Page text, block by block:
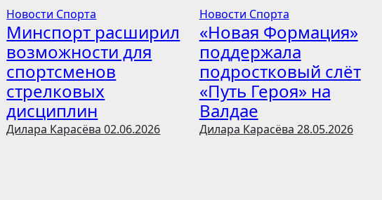
Новости Спорта
Минспорт расширил
возможности для
спортсменов
стрелковых
дисциплин
Дилара Карасёва02.06.2026
Новости Спорта
«Новая Формация»
поддержала
подростковый слёт
«Путь Героя» на
Валдае
Дилара Карасёва 28.05.2026